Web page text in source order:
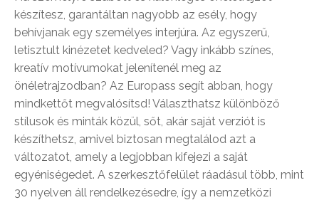
készítesz, garantáltan nagyobb az esély, hogy
behívjanak egy személyes interjúra. Az egyszerű,
letisztult kinézetet kedveled? Vagy inkább színes,
kreatív motívumokat jelenítenél meg az
önéletrajzodban? Az Europass segít abban, hogy
mindkettőt megvalósítsd! Választhatsz különböző
stílusok és minták közül, sőt, akár saját verziót is
készíthetsz, amivel biztosan megtalálod azt a
változatot, amely a legjobban kifejezi a saját
egyéniségedet. A szerkesztőfelület ráadásul több, mint
30 nyelven áll rendelkezésedre, így a nemzetközi